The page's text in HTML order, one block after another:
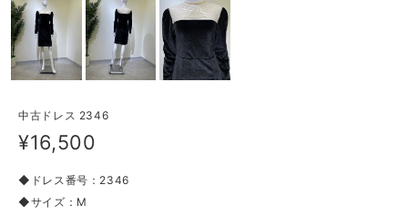
中古ドレス 2346
¥16,500
◆ドレス番号：2346
◆サイズ：M